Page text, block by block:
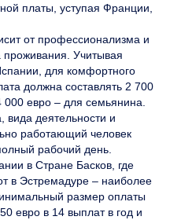
платы, уступая Франции,
от профессионализма и
Учитывая
для комфортного
должна составлять 2 700
евро – для семьянина.
вида деятельности и
работающий человек
рабочий день.
в Стране Басков, где
в Эстремадуре – наиболее
размер оплаты
евро в 14 выплат в год и